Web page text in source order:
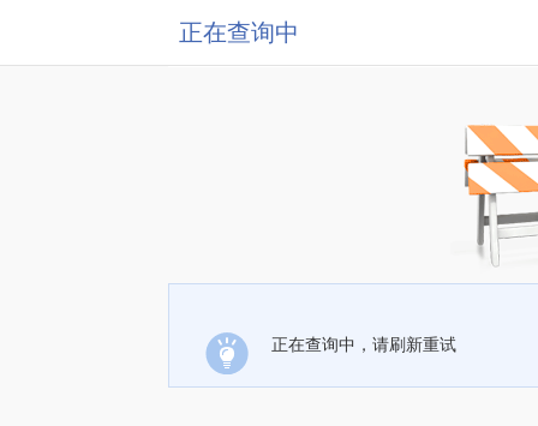
正在查询中
正在查询中，请刷新重试